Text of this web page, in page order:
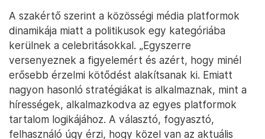
A szakértő szerint a közösségi média platformok
dinamikája miatt a politikusok egy kategóriába
kerülnek a celebritásokkal. „Egyszerre
versenyeznek a figyelemért és azért, hogy minél
erősebb érzelmi kötődést alakítsanak ki. Emiatt
nagyon hasonló stratégiákat is alkalmaznak, mint a
hírességek, alkalmazkodva az egyes platformok
tartalom logikájához. A választó, fogyasztó,
felhasználó úgy érzi, hogy közel van az aktuális